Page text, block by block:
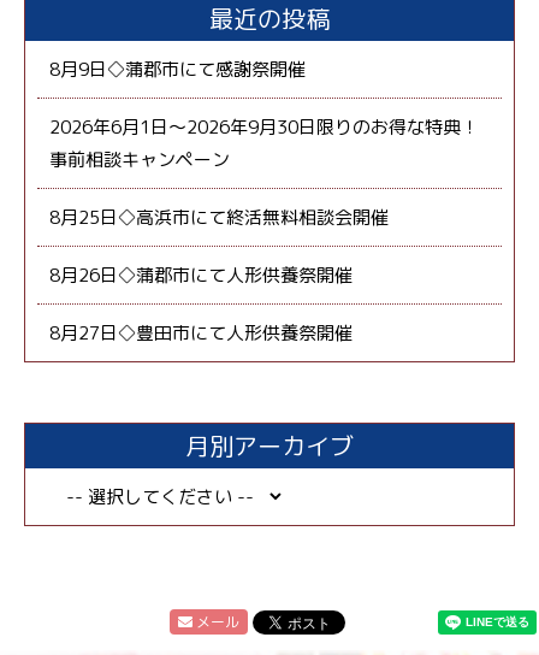
最近の投稿
8月9日◇蒲郡市にて感謝祭開催
2026年6月1日～2026年9月30日限りのお得な特典！
事前相談キャンペーン
8月25日◇高浜市にて終活無料相談会開催
8月26日◇蒲郡市にて人形供養祭開催
8月27日◇豊田市にて人形供養祭開催
月別アーカイブ
メール